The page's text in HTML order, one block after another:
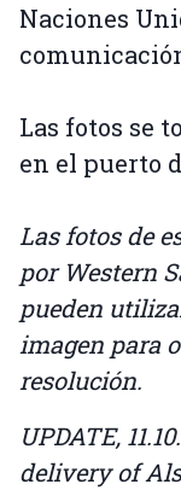
Naciones
Las fotos se
en el puerto
Las fotos de
por Western
pueden
imagen para
resolución.
UPDATE,
delivery of